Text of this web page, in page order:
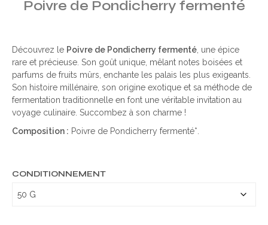
Poivre de Pondicherry fermenté
Découvrez le Poivre de Pondicherry fermenté , une épice
rare et précieuse. Son goût unique, mêlant notes boisées et
parfums de fruits mûrs, enchante les palais les plus exigeants.
Son histoire millénaire, son origine exotique et sa méthode de
fermentation traditionnelle en font une véritable invitation au
voyage culinaire. Succombez à son charme !
Composition : Poivre de Pondicherry fermenté*.
CONDITIONNEMENT